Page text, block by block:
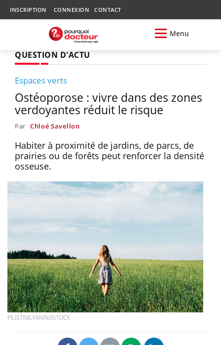
INSCRIPTION CONNEXION CONTACT
Menu
QUESTION D'ACTU
Espaces verts
Ostéoporose : vivre dans des zones
verdoyantes réduit le risque
Par Chloé Savellon
Habiter à proximité de jardins, de parcs, de
prairies ou de forêts peut renforcer la densité
osseuse.
FILISTIMLYANIN/ISTOCK